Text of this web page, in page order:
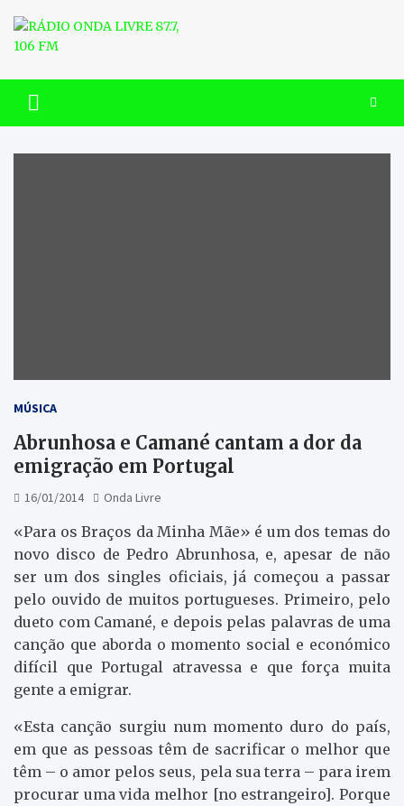
content
RÁDIO ONDA LIVRE 87.7, 106
FM
MÚSICA
Abrunhosa e Camané cantam a dor da
emigração em Portugal
16/01/2014 Onda Livre
«Para os Braços da Minha Mãe» é um dos temas do
novo disco de Pedro Abrunhosa, e, apesar de não
ser um dos singles oficiais, já começou a passar
pelo ouvido de muitos portugueses. Primeiro, pelo
dueto com Camané, e depois pelas palavras de uma
canção que aborda o momento social e económico
difícil que Portugal atravessa e que força muita
gente a emigrar.
«Esta canção surgiu num momento duro do país,
em que as pessoas têm de sacrificar o melhor que
têm – o amor pelos seus, pela sua terra – para irem
procurar uma vida melhor [no estrangeiro]. Porque